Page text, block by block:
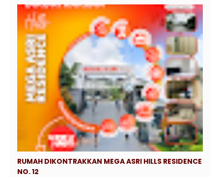
RUMAH DIKONTRAKKAN MEGA ASRI HILLS RESIDENCE
NO. 12